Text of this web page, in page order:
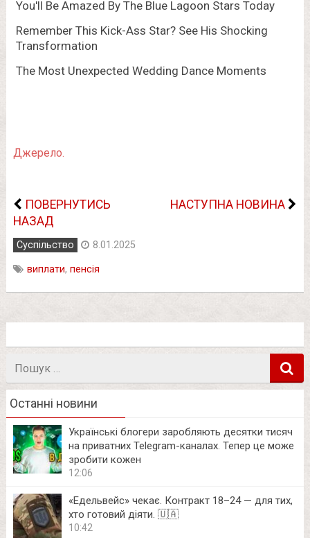
Джерело.
ПОВЕРНУТИСЬ
НАЗАД
НАСТУПНА НОВИНА
Суспільство 8.01.2025
виплати, пенсія
Останні новини
Українські блогери заробляють десятки тисяч
на приватних Telegram-каналах. Тепер це може
зробити кожен
12:06
«Едельвейс» чекає. Контракт 18–24 — для тих,
хто готовий діяти. 🇺🇦
10:42